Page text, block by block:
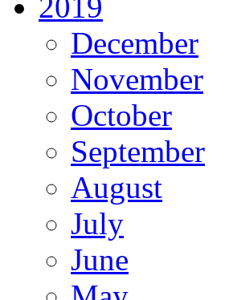
December
November
October
September
August
July
June